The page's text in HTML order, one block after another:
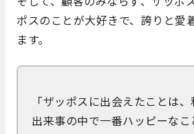
ポスのことが大好きで、誇りと愛
ます。
「ザッポスに出会えたことは
出来事の中で一番ハッピーな